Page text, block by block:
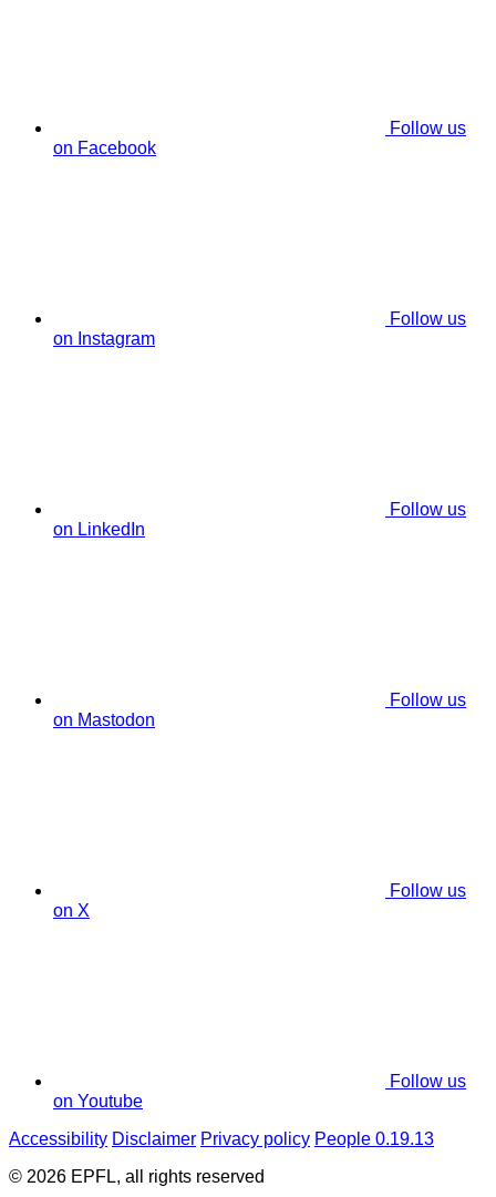
Follow us
on Facebook
Follow us
on Instagram
Follow us
on LinkedIn
Follow us
on Mastodon
Follow us
on X
Follow us
on Youtube
Accessibility Disclaimer Privacy policy People 0.19.13
© 2026 EPFL, all rights reserved